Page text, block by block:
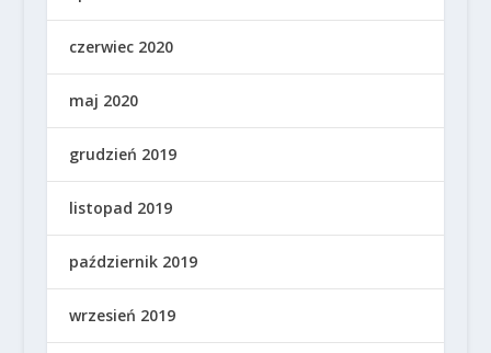
czerwiec 2020
maj 2020
grudzień 2019
listopad 2019
październik 2019
wrzesień 2019